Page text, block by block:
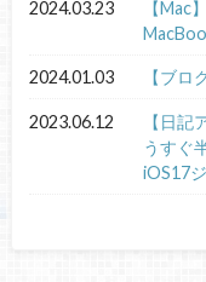
2024.03.23
【Mac
2024.01.03 【ブ
2023.06.12
【日
うすぐ
iOS17